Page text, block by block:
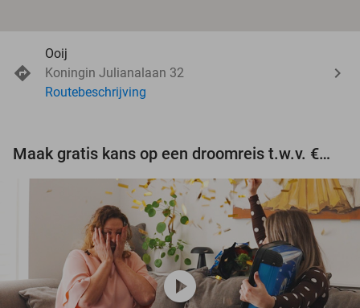
Ooij
Koningin Julianalaan 32
Routebeschrijving
Maak gratis kans op een droomreis t.w.v. €3.000!
play_circle